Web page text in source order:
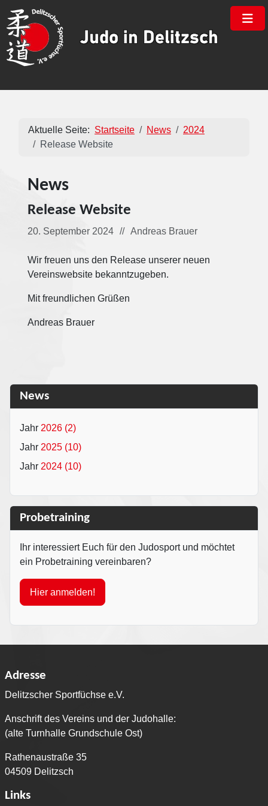
×
Aktuelle Seite: Startseite News
2024
Release Website
News
Release Website
Details Andreas Brauer
20. September 2024
Wir freuen uns den Release unserer neuen
Vereinswebsite bekanntzugeben.
Mit freundlichen Grüßen
Andreas Brauer
News
2026 (2)
2025 (10)
2024 (10)
Probetraining
Ihr interessiert Euch für den Judosport und möchtet
ein Probetraining vereinbaren?
Hier anmelden!
Adresse
Delitzscher Sportfüchse e.V.
Anschrift des Vereins und der Judohalle:
(alte Turnhalle Grundschule Ost)
Rathenaustraße 35
04509 Delitzsch
Links